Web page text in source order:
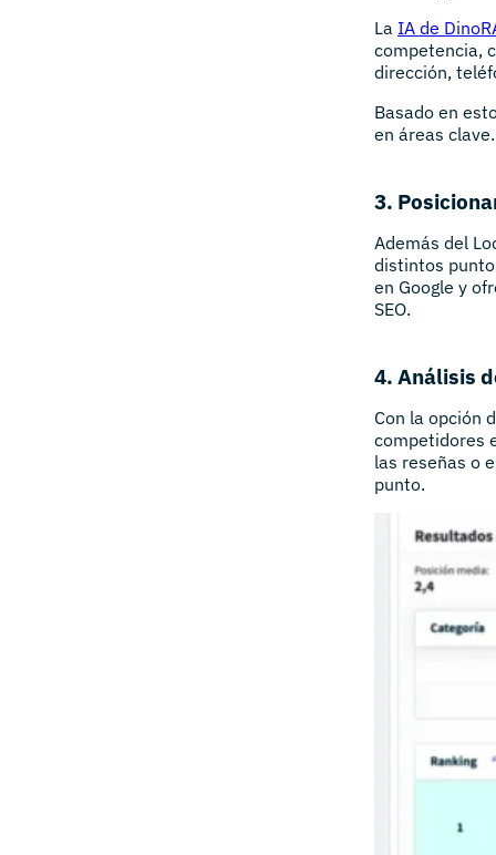
La IA de
competencia,
dirección,
Basado en
en áreas clave.
3.
Además del
distintos
en Google y
SEO.
4. Análisis
Con la opción
competidores
las reseñas o
punto.